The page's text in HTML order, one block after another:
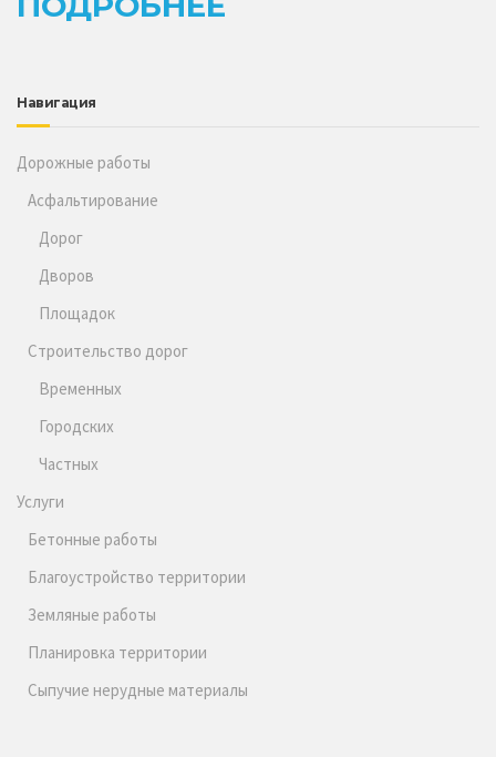
Навигация
Дорожные работы
Асфальтирование
Дорог
Дворов
Площадок
Строительство дорог
Временных
Городских
Частных
Услуги
Бетонные работы
Благоустройство территории
Земляные работы
Планировка территории
Сыпучие нерудные материалы